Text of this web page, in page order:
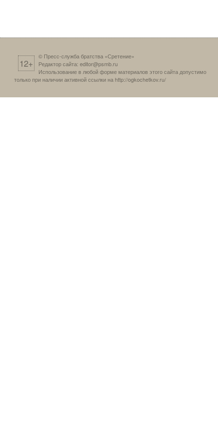
12+
© Пресс-служба братства «Сретение»
Редактор сайта: editor@psmb.ru
Использование в любой форме материалов этого сайта допустимо
только при наличии активной ссылки на http://ogkochetkov.ru/